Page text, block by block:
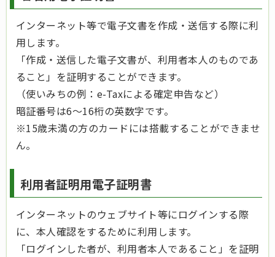
インターネット等で電子文書を作成・送信する際に利
用します。
「作成・送信した電子文書が、利用者本人のものであ
ること」を証明することができます。
（使いみちの例：e-Taxによる確定申告など）
暗証番号は6～16桁の英数字です。
※15歳未満の方のカードには搭載することができませ
ん。
利用者証明用電子証明書
インターネットのウェブサイト等にログインする際
に、本人確認をするために利用します。
「ログインした者が、利用者本人であること」を証明